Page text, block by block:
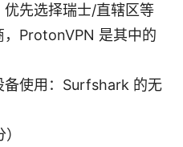
先选择瑞士/直辖区等
，ProtonVPN 是其中的
备使用：Surfshark 的无